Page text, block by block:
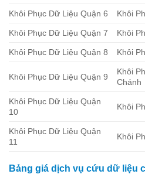
Khôi Phục Dữ Liệu Quận 6 Khôi
Khôi Phục Dữ Liệu Quận 7 Khôi
Khôi Phục Dữ Liệu Quận 8 Khôi
Khôi Phục Dữ Liệu Quận 9
Khôi
Chánh
Khôi Phục Dữ Liệu Quận
10
Khôi
Khôi Phục Dữ Liệu Quận
11
Khôi
Bảng giá dịch vụ cứu dữ liệu